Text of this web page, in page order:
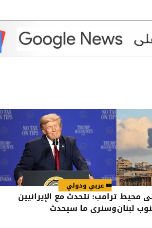
محيط
لبنان
عربي ودولي
ترامب: نتحدث مع الإيرانيين
وسنرى ما سيحدث